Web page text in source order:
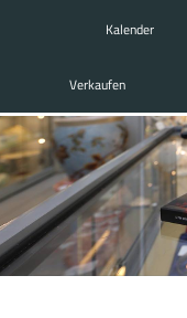
Kalender
Verkaufen